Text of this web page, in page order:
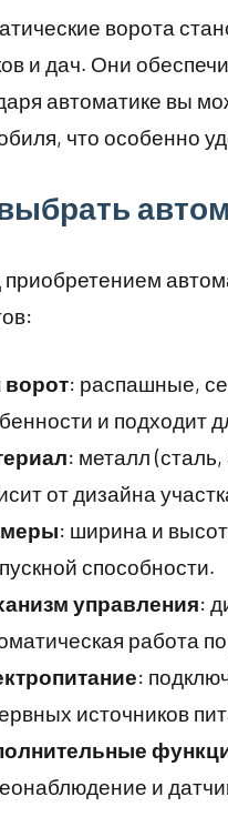
ворота
и дач. Они
автоматике вы
что особенно
ворот: распашные,
и подходит
: металл
от дизайна
: ширина и
способности.
управления:
работа
:
источников
и